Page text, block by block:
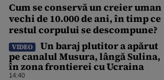
Cum se conservă un creier uman
vechi de 10.000 de ani, în timp ce
restul corpului se descompune?
VIDEO
Un baraj plutitor a apărut
pe canalul Musura, lângă Sulina,
în zona frontierei cu Ucraina
14:40